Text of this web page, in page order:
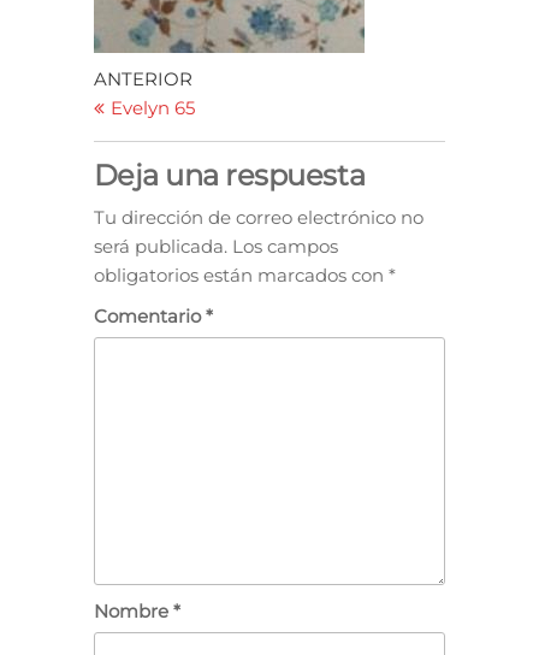
ANTERIOR
Evelyn 65
Deja una respuesta
Tu dirección de correo electrónico no
será publicada. Los campos
obligatorios están marcados con *
Comentario*
Nombre *